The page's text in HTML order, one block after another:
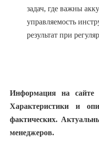
задач, где важны
управляемость
результат при
Информация на сайте
Характеристики и
фактических.
менеджеров.